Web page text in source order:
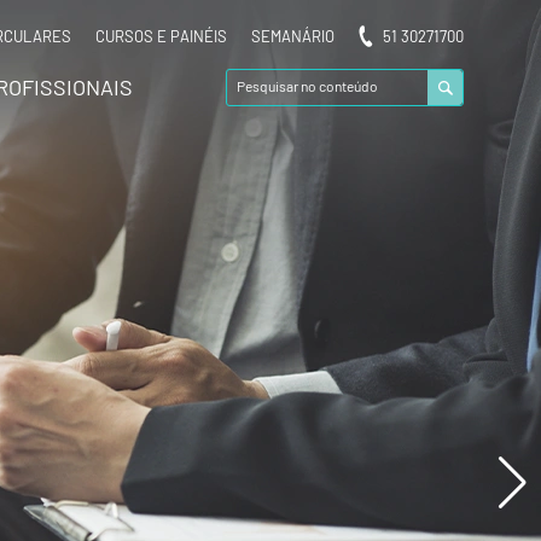
CURSOS E PAINÉIS SEMANÁRIO 51 30271700